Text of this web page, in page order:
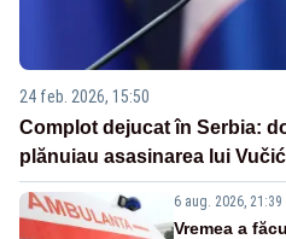
24 feb. 2026, 15:50
Complot dejucat în Serbia:
plănuiau asasinarea lui Vučić
6 aug. 2026, 21:39
Vremea a